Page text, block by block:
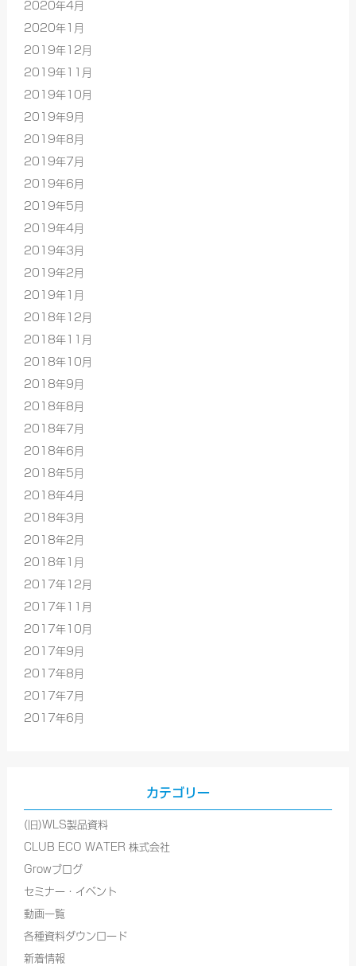
2020年4月
2020年1月
2019年12月
2019年11月
2019年10月
2019年9月
2019年8月
2019年7月
2019年6月
2019年5月
2019年4月
2019年3月
2019年2月
2019年1月
2018年12月
2018年11月
2018年10月
2018年9月
2018年8月
2018年7月
2018年6月
2018年5月
2018年4月
2018年3月
2018年2月
2018年1月
2017年12月
2017年11月
2017年10月
2017年9月
2017年8月
2017年7月
2017年6月
カテゴリー
(旧)WLS製品資料
CLUB ECO WATER 株式会社
Growブログ
セミナー・イベント
動画一覧
各種資料ダウンロード
新着情報